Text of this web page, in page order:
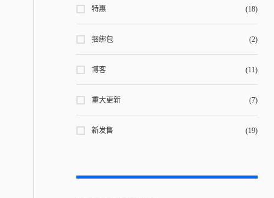
特惠 (18)
捆绑包 (2)
博客 (11)
重大更新 (7)
新发售 (19)